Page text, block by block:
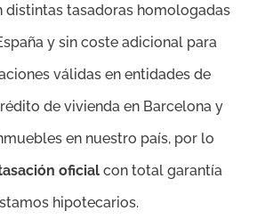
distintas tasadoras homologadas
y sin coste adicional para
válidas en entidades de
de vivienda en Barcelona y
en nuestro país, por lo
oficial con total garantía
hipotecarios.